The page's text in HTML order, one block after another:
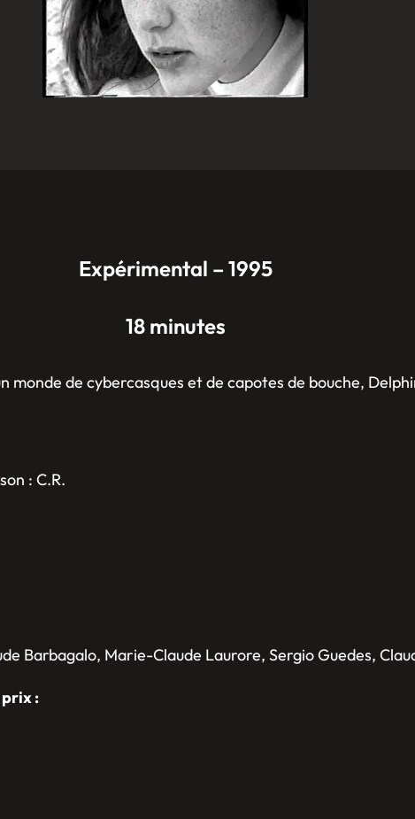
Expérimental – 1995
18 minutes
monde de cybercasques et de capotes de bouche,
: C.R.
Barbagalo, Marie-Claude Laurore, Sergio Guedes,
prix :